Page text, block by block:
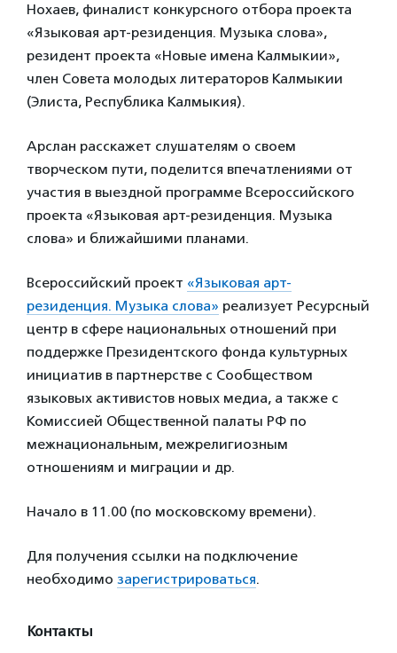
Нохаев, финалист конкурсного отбора проекта
«Языковая арт-резиденция. Музыка слова»,
резидент проекта «Новые имена Калмыкии»,
член Совета молодых литераторов Калмыкии
(Элиста, Республика Калмыкия).
Арслан расскажет слушателям о своем
творческом пути, поделится впечатлениями от
участия в выездной программе Всероссийского
проекта «Языковая арт-резиденция. Музыка
слова» и ближайшими планами.
Всероссийский проект «Языковая арт-
резиденция. Музыка слова» реализует Ресурсный
центр в сфере национальных отношений при
поддержке Президентского фонда культурных
инициатив в партнерстве с Сообществом
языковых активистов новых медиа, а также с
Комиссией Общественной палаты РФ по
межнациональным, межрелигиозным
отношениям и миграции и др.
Начало в 11.00 (по московскому времени).
Для получения ссылки на подключение
необходимо зарегистрироваться.
Контакты